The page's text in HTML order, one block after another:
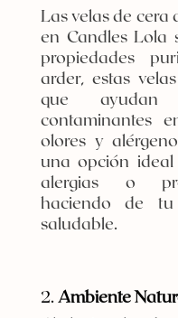
Las velas de cera
en Candles Lola
propiedades
arder, estas
que
contaminantes
olores y
una opción
alergias o
haciendo de
saludable.
2. Ambiente